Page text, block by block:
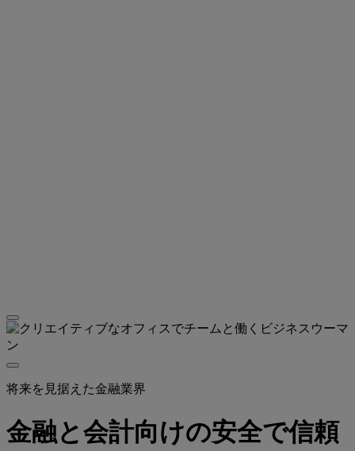
将来を見据えた金融業界
金融と会計向けの安全で信頼